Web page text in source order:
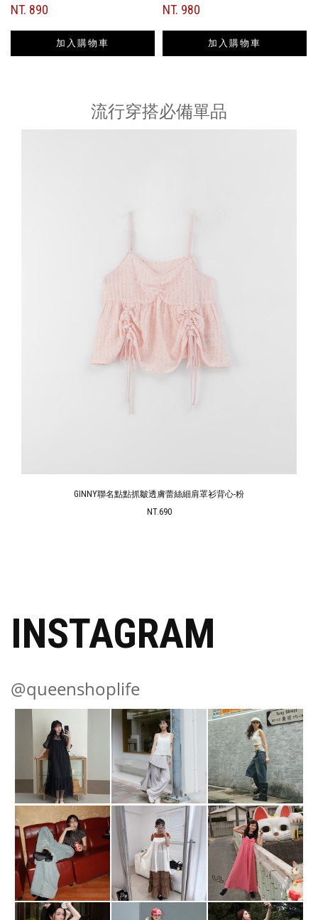
NT. 890
加入購物車
NT. 980
加入購物車
流行穿搭必備單品
GINNY聯名點點抓皺透膚蕾絲細肩罩衫背心-粉
NT.690
INSTAGRAM
@queenshoplife